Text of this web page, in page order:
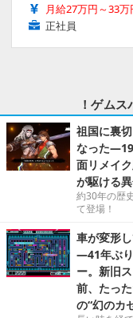
月給27万円～33万
正社員
！ゲムス
祖国に裏
なった
面リメイ
が駆ける
約30年の歴
て登場！
車が変形
―41年ぶり
ー。新旧
前、たっ
の“幻のカ